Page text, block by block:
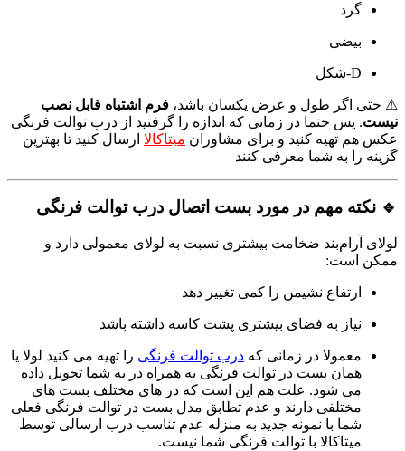
گرد
بیضی
D-شکل
⚠ حتی اگر طول و عرض یکسان باشد، فرم اشتباه قابل نصب
نیست. پس حتما در زمانی که اندازه را گرفتید از درب توالت فرنگی
عکس هم تهیه کنید و برای مشاوران میتاکالا ارسال کنید تا بهترین
گزینه را به شما معرفی کنند
🔹 نکته مهم در مورد بست اتصال درب توالت فرنگی
لولای آرام‌بند ضخامت بیشتری نسبت به لولای معمولی دارد و
ممکن است:
ارتفاع نشیمن را کمی تغییر دهد
نیاز به فضای بیشتری پشت کاسه داشته باشد
معمولا در زمانی که درب توالت فرنگی را تهیه می کنید لولا یا
همان بست در توالت فرنگی به همراه در به شما تحویل داده
می شود. علت هم این است که در های مختلف بست های
مختلفی دارند و عدم تطابق مدل بست در توالت فرنگی فعلی
شما با نمونه جدید به منزله عدم تناسب درب ارسالی توسط
میتاکالا با توالت فرنگی شما نیست.